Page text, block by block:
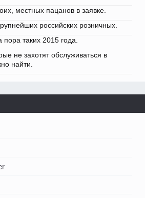
местных пацанов в заявке.
российских розничных.
таких 2015 года.
не захотят обслуживаться в
найти.